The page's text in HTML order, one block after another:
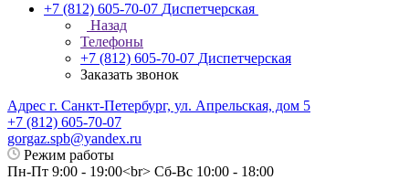
+7 (812) 605-70-07 Диспетчерская
Назад
Телефоны
+7 (812) 605-70-07 Диспетчерская
Заказать звонок
Адрес г. Санкт-Петербург, ул. Апрельская, дом 5
+7 (812) 605-70-07
gorgaz.spb@yandex.ru
Режим работы
Пн-Пт 9:00 - 19:00<br> Сб-Вс 10:00 - 18:00